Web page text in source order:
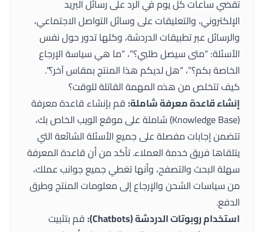
تقضي ساعات كل يوم في الرد على رسائل البريد
الإلكتروني، والتعليقات على وسائل التواصل الاجتماعي،
والرسائل عبر تطبيقات الدردشة، وكلها تدور حول نفس
الأسئلة: “متى سيصل طلبي؟”، “ما هي سياسة الإرجاع
الخاصة بكم؟”، “هل لديكم هذا المنتج بمقاس آخر؟”.
كيف تتخلص من هذه المهمة القاتلة للوقت؟
إنشاء قاعدة معرفة شاملة:قم بإنشاء قاعدة معرفة
(Knowledge Base) شاملة على موقع الويب الخاص بك،
تتضمن إجابات مفصلة على جميع الأسئلة الشائعة التي
يتلقاها فريق خدمة العملاء. تأكد من أن قاعدة المعرفة
سهلة البحث والتصفح، وأنها تغطي جميع جوانب عملك،
من سياسات الشحن والإرجاع إلى معلومات المنتج وطرق
الدفع.
استخدام روبوتات الدردشة (Chatbots):
قم بتثبيت